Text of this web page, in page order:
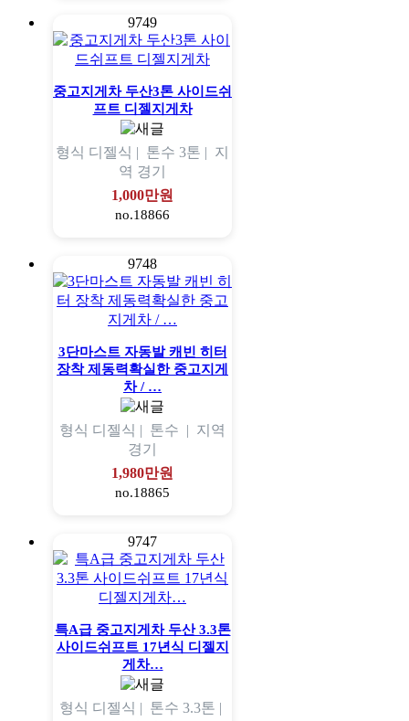
9749
중고지게차 두산3톤 사이드쉬
프트 디젤지게차
형식 디젤식 | 톤수 3톤 | 지
역 경기
1,000만원
no.18866
9748
3단마스트 자동발 캐빈 히터
장착 제동력확실한 중고지게
차 / …
형식 디젤식 | 톤수 | 지역
경기
1,980만원
no.18865
9747
특A급 중고지게차 두산 3.3톤
사이드쉬프트 17년식 디젤지
게차…
형식 디젤식 | 톤수 3.3톤 |